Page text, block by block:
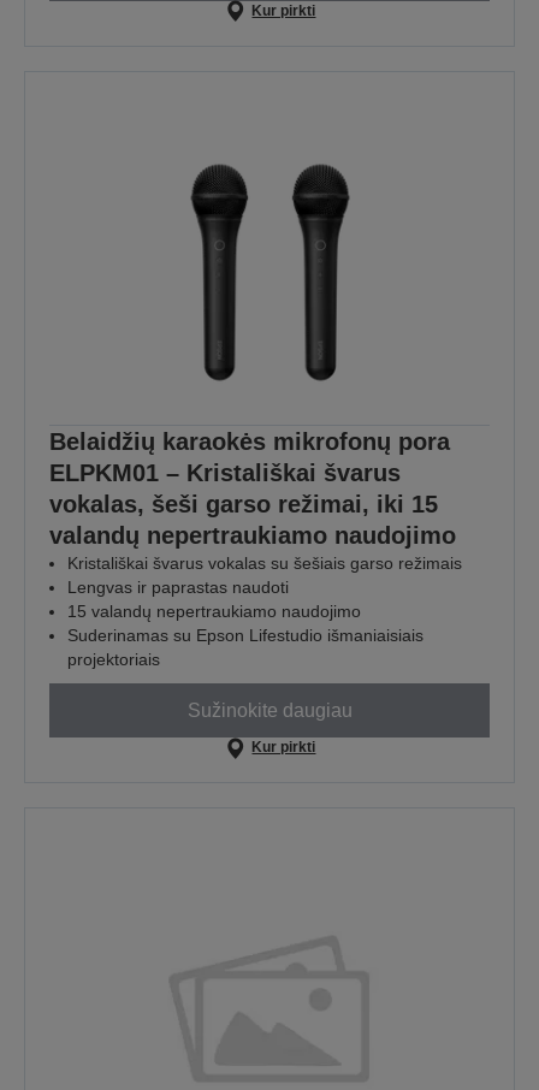
Kur pirkti
Belaidžių karaokės mikrofonų pora
ELPKM01 – Kristališkai švarus
vokalas, šeši garso režimai, iki 15
valandų nepertraukiamo naudojimo
Kristališkai švarus vokalas su šešiais garso režimais
Lengvas ir paprastas naudoti
15 valandų nepertraukiamo naudojimo
Suderinamas su Epson Lifestudio išmaniaisiais
projektoriais
Sužinokite daugiau
Kur pirkti